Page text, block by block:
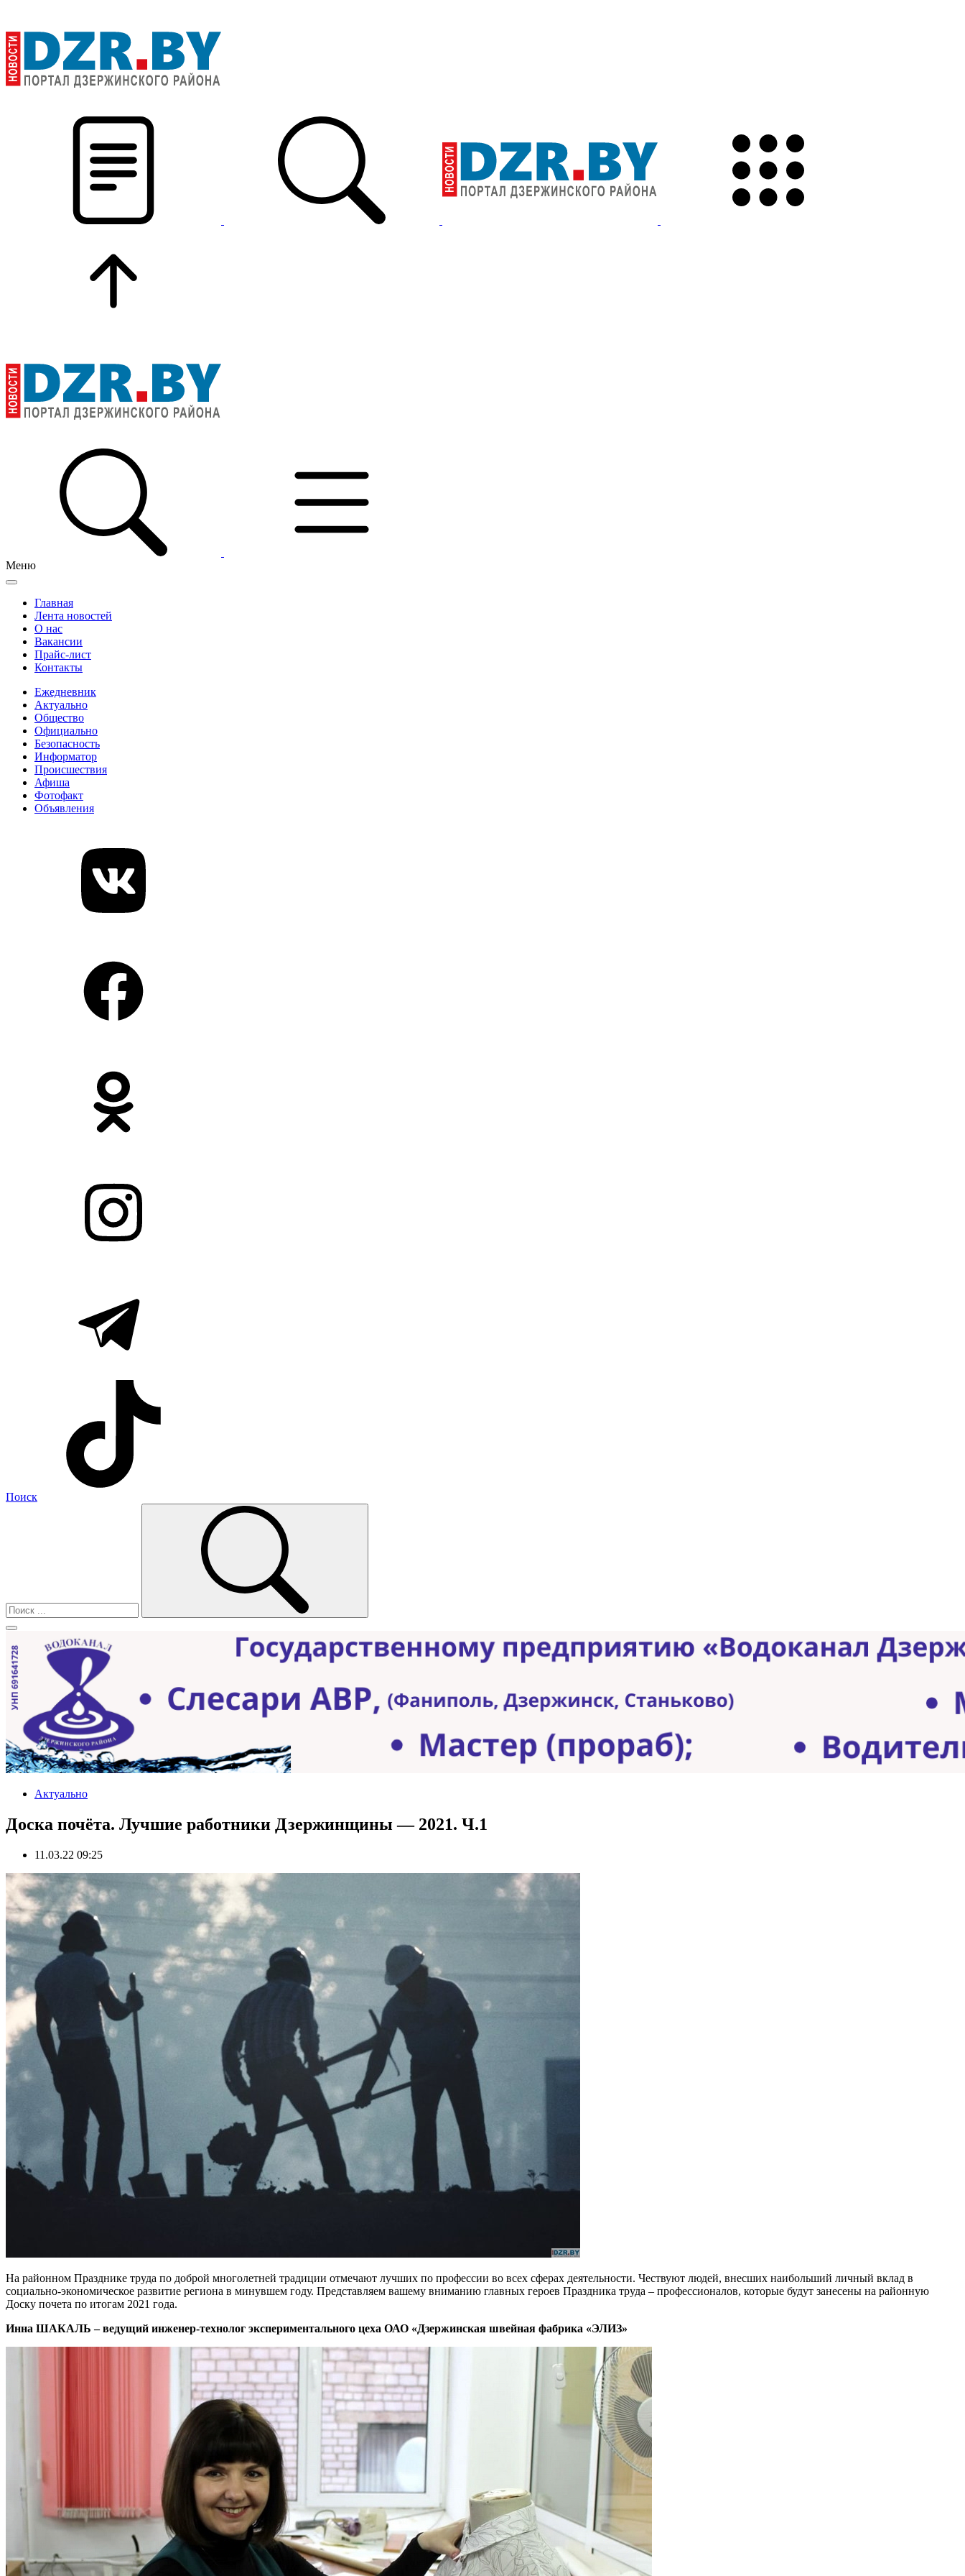
Меню
Главная
Лента новостей
О нас
Вакансии
Прайс-лист
Контакты
Ежедневник
Актуально
Общество
Официально
Безопасность
Информатор
Происшествия
Афиша
Фотофакт
Объявления
Поиск
Актуально
Доска почёта. Лучшие работники Дзержинщины — 2021. Ч.1
11.03.22 09:25
На районном Празднике труда по доброй многолетней традиции отмечают лучших по профессии во всех сферах деятельности. Чествуют людей, внесших наибольший личный вклад в
социально-экономическое развитие региона в минувшем году. Представляем вашему вниманию главных героев Праздника труда – профессионалов, которые будут занесены на районную
Доску почета по итогам 2021 года.
Инна ШАКАЛЬ – ведущий инженер-технолог экспериментального цеха ОАО «Дзержинская швейная фабрика «ЭЛИЗ»